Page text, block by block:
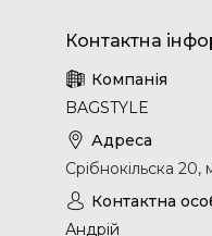
BAGSTYLE
Срібнокільска 20,
Андрій